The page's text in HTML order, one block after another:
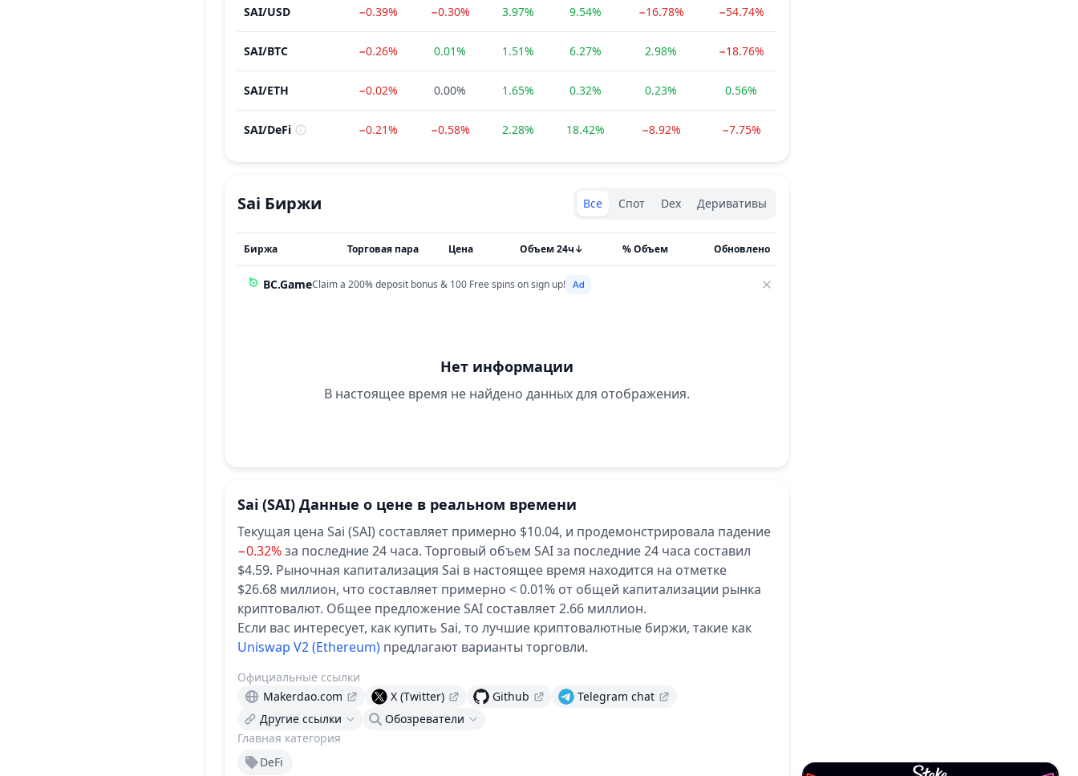
SAI/USD −0.39% −0.30% 3.97% 9.54% −16.78% −54.74%
SAI/BTC −0.26% 0.01% 1.51% 6.27% 2.98% −18.76%
SAI/ETH −0.02% 0.00% 1.65% 0.32% 0.23% 0.56%
SAI/DeFi −0.21% −0.58% 2.28% 18.42% −8.92% −7.75%
Sai Биржи Exchanges type
Все Спот Dex Деривативы
Биржа Торговая пара Цена ↓
Объем 24ч % Объем Обновлено
BC.GameClaim a 200% deposit bonus & 100 Free spins on sign up!
Нет информации
В настоящее время не найдено данных для отображения.
Sai (SAI) Данные о цене в реальном времени
Текущая цена Sai (SAI) составляет примерно $10.04, и продемонстрировала падение
−0.32%за последние 24 часа. Торговый объем SAI за последние 24 часа составил
$4.59. Рыночная капитализация Sai в настоящее время находится на отметке
$26.68 миллион, что составляет примерно < 0.01% от общей капитализации рынка
криптовалют. Общее предложение SAI составляет 2.66 миллион.
Если вас интересует, как купить Sai, то лучшие криптовалютные биржи, такие как
Uniswap V2 (Ethereum) предлагают варианты торговли.
Главная категория
DeFi
Официальные ссылки
Makerdao.com
X (Twitter) Github
Telegram chat
Другие ссылки
Обозреватели